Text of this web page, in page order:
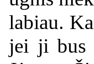
labiau.
jei ji bus